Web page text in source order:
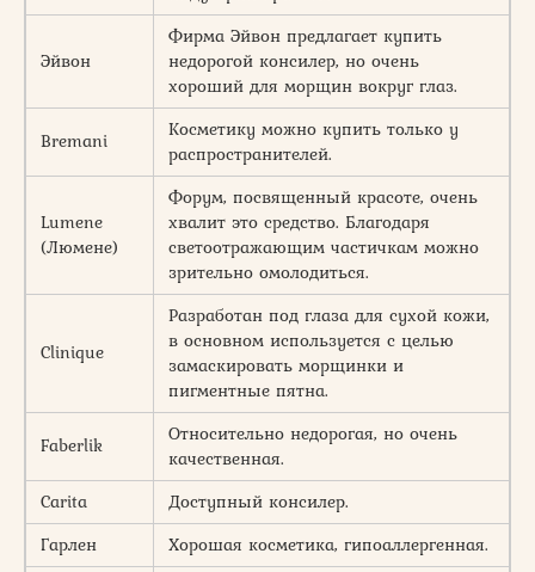
Эйвон
Фирма Эйвон предлагает купить
недорогой консилер, но очень
хороший для морщин вокруг глаз.
Bremani
Косметику можно купить только у
распространителей.
Lumene
(Люмене)
Форум, посвященный красоте, очень
хвалит это средство. Благодаря
светоотражающим частичкам можно
зрительно омолодиться.
Clinique
Разработан под глаза для сухой кожи,
в основном используется с целью
замаскировать морщинки и
пигментные пятна.
Faberlik
Относительно недорогая, но очень
качественная.
Carita
Доступный консилер.
Гарлен
Хорошая косметика, гипоаллергенная.